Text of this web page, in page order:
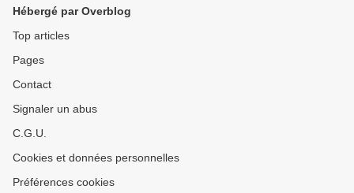
Hébergé par Overblog
Top articles
Pages
Contact
Signaler un abus
C.G.U.
Cookies et données personnelles
Préférences cookies